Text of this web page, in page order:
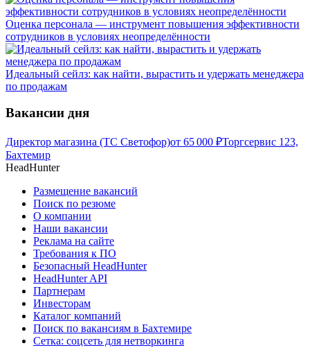
Оценка персонала — инструмент повышения эффективности
сотрудников в условиях неопределённости
Идеальный сейлз: как найти, вырастить и удержать менеджера
по продажам
Вакансии дня
Директор магазина (ТС Светофор)от 65 000 ₽Торгсервис 123,
Бахтемир
HeadHunter
Размещение вакансий
Поиск по резюме
О компании
Наши вакансии
Реклама на сайте
Требования к ПО
Безопасный HeadHunter
HeadHunter API
Партнерам
Инвесторам
Каталог компаний
Поиск по вакансиям в Бахтемире
Сетка: соцсеть для нетворкинга